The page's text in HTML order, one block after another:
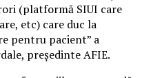
(platformă SIUI care
etc) care duc la
pentru pacient” a
președinte AFIE.